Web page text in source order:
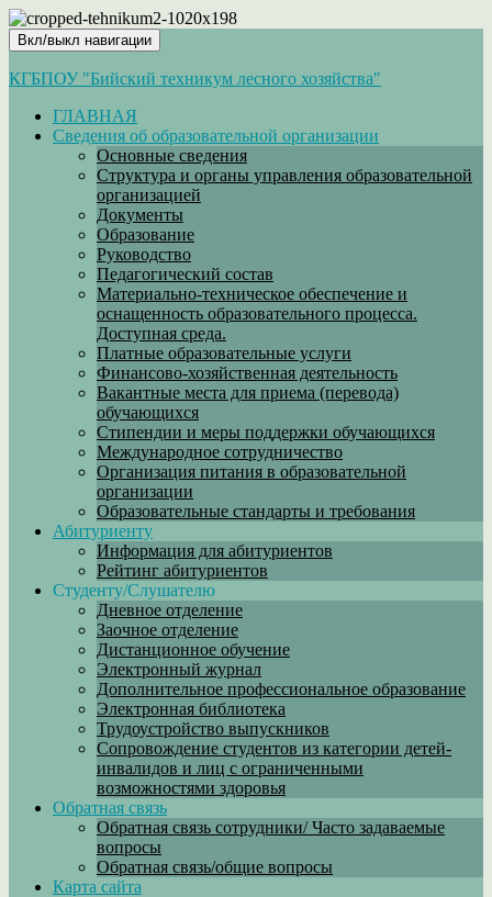
Вкл/выкл навигации
КГБПОУ "Бийский техникум лесного хозяйства"
ГЛАВНАЯ
Сведения об образовательной организации
Основные сведения
Структура и органы управления образовательной
организацией
Документы
Образование
Руководство
Педагогический состав
Материально-техническое обеспечение и
оснащенность образовательного процесса.
Доступная среда.
Платные образовательные услуги
Финансово-хозяйственная деятельность
Вакантные места для приема (перевода)
обучающихся
Стипендии и меры поддержки обучающихся
Международное сотрудничество
Организация питания в образовательной
организации
Образовательные стандарты и требования
Абитуриенту
Информация для абитуриентов
Рейтинг абитуриентов
Студенту/Слушателю
Дневное отделение
Заочное отделение
Дистанционное обучение
Электронный журнал
Дополнительное профессиональное образование
Электронная библиотека
Трудоустройство выпускников
Сопровождение студентов из категории детей-
инвалидов и лиц с ограниченными
возможностями здоровья
Обратная связь
Обратная связь сотрудники/ Часто задаваемые
вопросы
Обратная связь/общие вопросы
Карта сайта